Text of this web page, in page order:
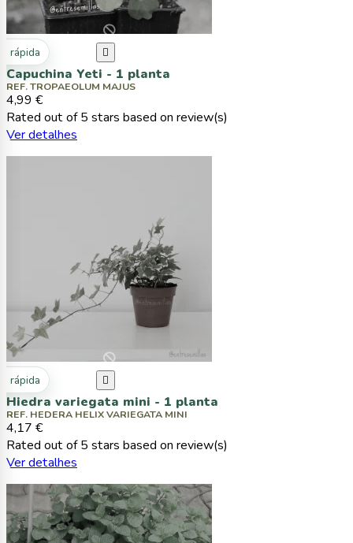
rápida 
Capuchina Yeti - 1 planta
REF. TROPAEOLUM MAJUS
4,99 €
Rated out of 5 stars based on review(s)
Ver detalhes
rápida 
Hiedra variegata mini - 1 planta
REF. HEDERA HELIX VARIEGATA MINI
4,17 €
Rated out of 5 stars based on review(s)
Ver detalhes